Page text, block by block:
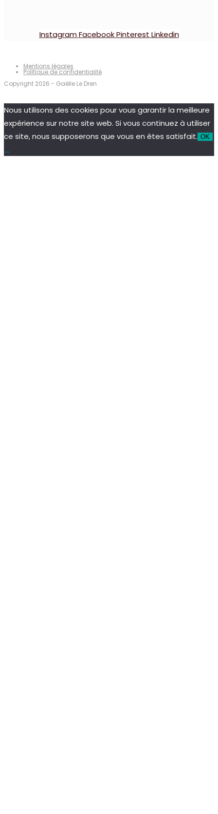
Instagram Facebook Pinterest Linkedin
Mentions légales
Politique de confidentialité
Copyright 2026 - Gaëlle Le Dren
Nous utilisons des cookies pour vous garantir la meilleure
expérience sur notre site web. Si vous continuez à utiliser
ce site, nous supposerons que vous en êtes satisfait. OK